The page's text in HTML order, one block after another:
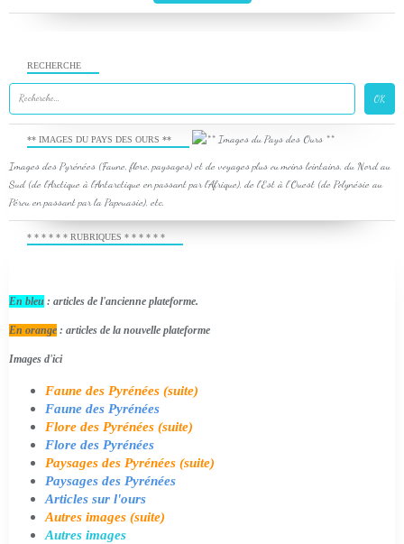
RECHERCHE
** IMAGES DU PAYS DES OURS **
Images des Pyrénées (Faune, flore, paysages) et de voyages plus ou moins lointains, du Nord au
Sud (de l'Arctique à l'Antarctique en passant par l'Afrique), de l'Est à l'Ouest (de Polynésie au
Pérou en passant par la Papouasie), etc.
* * * * * * RUBRIQUES * * * * * *
En bleu : articles de l'ancienne plateforme.
En orange : articles de la nouvelle plateforme
Images d'ici
Faune des Pyrénées (suite)
Faune des Pyrénées
Flore des Pyrénées (suite)
Flore des Pyrénées
Paysages des Pyrénées (suite)
Paysages des Pyrénées
Articles sur l'ours
Autres images (suite)
Autres images